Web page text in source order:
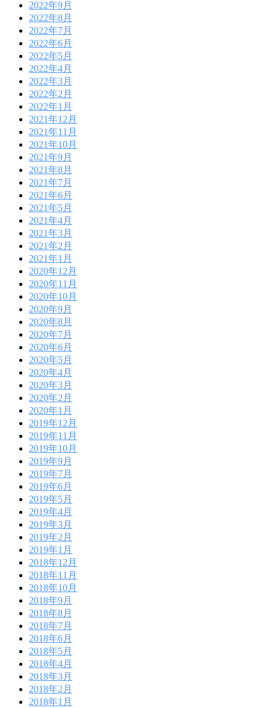
2022年9月
2022年8月
2022年7月
2022年6月
2022年5月
2022年4月
2022年3月
2022年2月
2022年1月
2021年12月
2021年11月
2021年10月
2021年9月
2021年8月
2021年7月
2021年6月
2021年5月
2021年4月
2021年3月
2021年2月
2021年1月
2020年12月
2020年11月
2020年10月
2020年9月
2020年8月
2020年7月
2020年6月
2020年5月
2020年4月
2020年3月
2020年2月
2020年1月
2019年12月
2019年11月
2019年10月
2019年9月
2019年7月
2019年6月
2019年5月
2019年4月
2019年3月
2019年2月
2019年1月
2018年12月
2018年11月
2018年10月
2018年9月
2018年8月
2018年7月
2018年6月
2018年5月
2018年4月
2018年3月
2018年2月
2018年1月